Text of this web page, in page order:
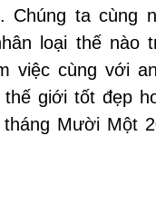
ta cùng
loại thế nào
việc cùng với
giới tốt đẹp
Mười Một